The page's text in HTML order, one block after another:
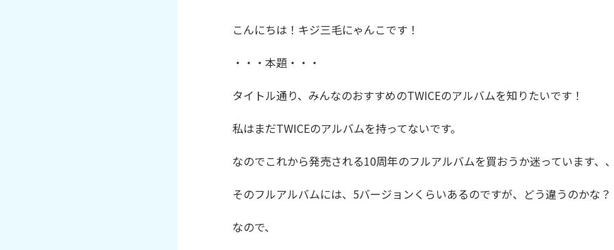
こんにちは！キジ三毛にゃんこです！
・・・本題・・・
タイトル通り、みんなのおすすめのTWICEのアルバムを知りたいです！
私はまだTWICEのアルバムを持ってないです。
なのでこれから発売される10周年のフルアルバムを買おうか迷っています、
そのフルアルバムには、5バージョンくらいあるのですが、どう違うのかな？
なので、